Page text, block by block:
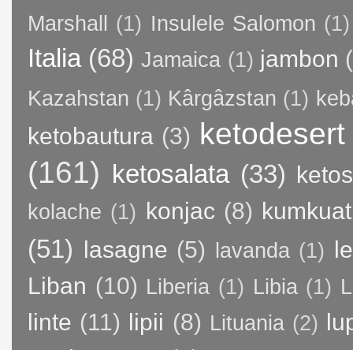
Marshall
(1) Insulele Salomon (1)
Italia (68) Jamaica (1) jambon
Kazahstan (1) Kârgâzstan (1)
ketobautura (3) ketodesert
(161) ketosalata (33)
kolache (1) konjac (8) kumkuat
(51) lasagne (5) lavanda (1)
Liban (10) Liberia (1) Libia (1)
linte (11) lipii (8) Lituania (2)